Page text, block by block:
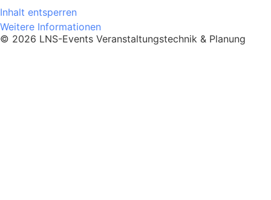
Inhalt entsperren
Weitere Informationen
© 2026 LNS-Events Veranstaltungstechnik & Planung